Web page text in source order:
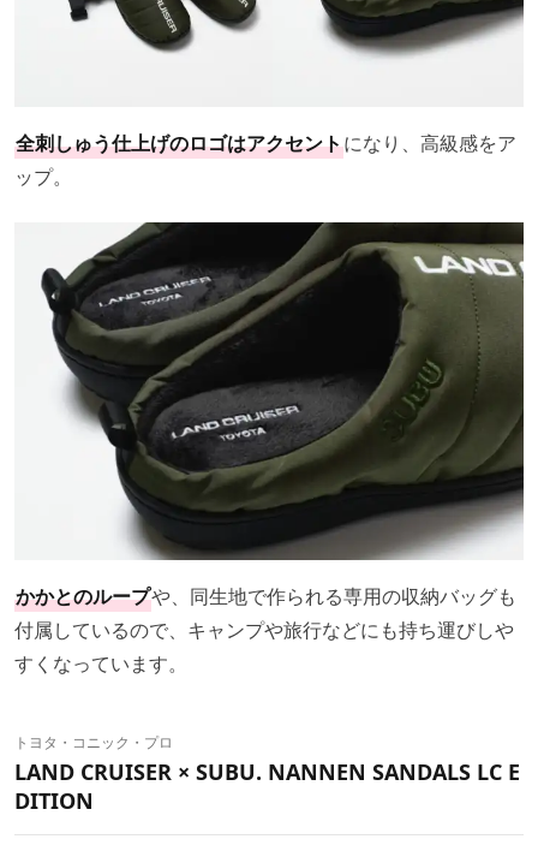
全刺しゅう仕上げのロゴはアクセントになり、高級感をア
ップ。
かかとのループや、同生地で作られる専用の収納バッグも
付属しているので、キャンプや旅行などにも持ち運びしや
すくなっています。
トヨタ・コニック・プロ
LAND CRUISER × SUBU. NANNEN SANDALS LC E
DITION